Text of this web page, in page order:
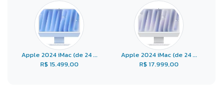
Apple 2024 iMac (de 24 ...
R$ 15.499,00
Apple 2024 iMac (de 24 ...
R$ 17.999,00